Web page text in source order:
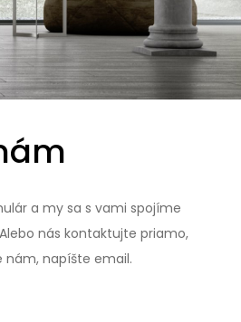
a my sa s vami spojíme
nás kontaktujte priamo,
nám, napíšte email.